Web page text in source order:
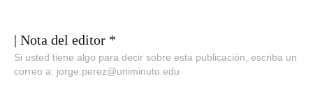
| Nota del editor *
Si usted tiene algo para decir sobre esta publicación, escriba un
correo a: jorge.perez@uniminuto.edu